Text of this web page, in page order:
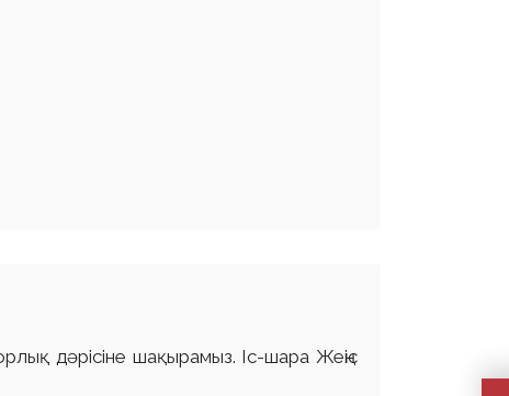
дәрісіне шақырамыз. Іс-шара Жеңіс